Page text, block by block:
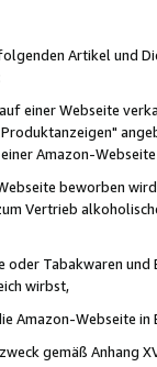
Artikel und
einer Webseite
Amazon-
beworben
Vertrieb
oder Tabakwaren
wirbst,
Amazon-Webseite in
gemäß Anhang